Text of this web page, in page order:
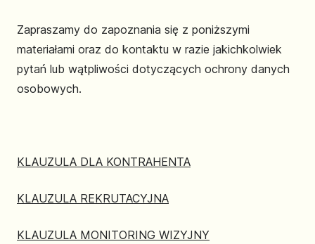
Zapraszamy do zapoznania się z poniższymi
materiałami oraz do kontaktu w razie jakichkolwiek
pytań lub wątpliwości dotyczących ochrony danych
osobowych.
KLAUZULA DLA KONTRAHENTA
KLAUZULA REKRUTACYJNA
KLAUZULA MONITORING WIZYJNY